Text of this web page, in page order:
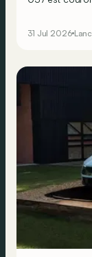
résoudre à la
transalpin
31 Jul 2026